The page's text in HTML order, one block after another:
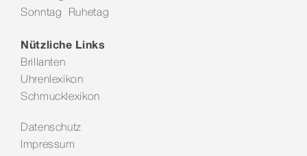
Sonntag Ruhetag
Nützliche Links
Brillanten
Uhrenlexikon
Schmucklexikon
Datenschutz
Impressum